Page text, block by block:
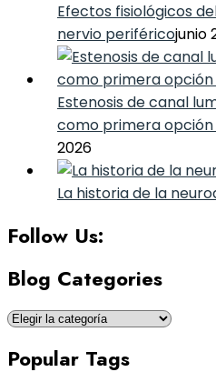
Efectos fisiológicos
nervio periféricojunio
Estenosis de canal
como primera
2026
La historia de la
Follow Us:
Blog Categories
Blog
Popular Tags